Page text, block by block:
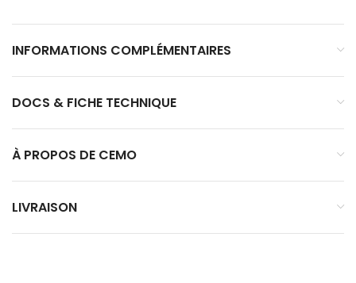
INFORMATIONS COMPLÉMENTAIRES
DOCS & FICHE TECHNIQUE
À PROPOS DE CEMO
LIVRAISON